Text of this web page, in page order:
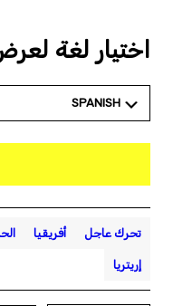
اختيار لغة
SPANISH
تحرك عاجل أفريقيا
إريتريا